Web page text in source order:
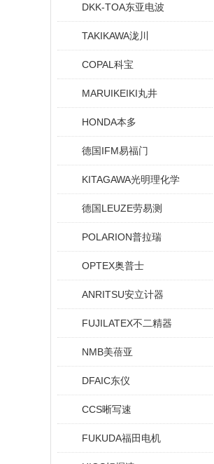
DKK-TOA东亚电波
TAKIKAWA泷川
COPAL科宝
MARUIKEIKI丸井
HONDA本多
德国IFM易福门
KITAGAWA光明理化学
德国LEUZE劳易测
POLARION普拉瑞
OPTEX奥普士
ANRITSU安立计器
FUJILATEX不二精器
NMB美蓓亚
DFAIC东仪
CCS晰写速
FUKUDA福田电机